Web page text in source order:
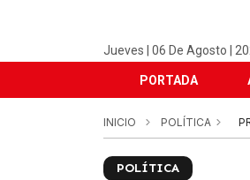
Jueves | 06 De Agosto |
PORTADA
INICIO POLÍTICA
POLÍTICA